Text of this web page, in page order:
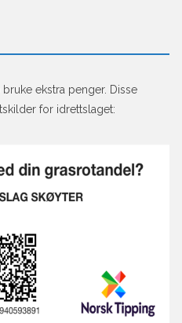
ekstra penger. Disse
for idrettslaget: